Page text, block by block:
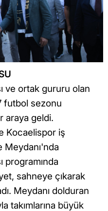
ve ortak gururu olan
futbol sezonu
araya geldi.
Kocaelispor iş
Meydanı'nda
programında
sahneye çıkarak
Meydanı dolduran
takımlarına büyük